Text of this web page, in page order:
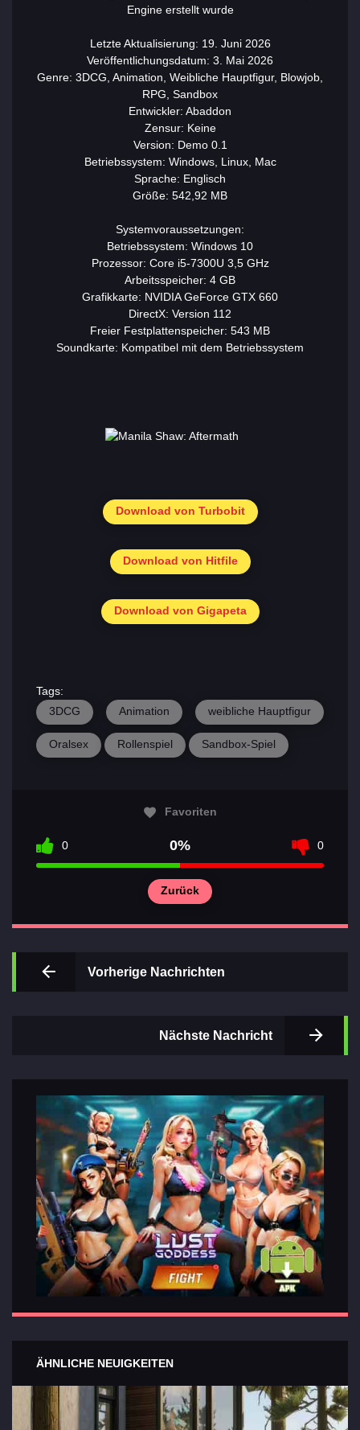
Wichtigsten
Abschnitte
der Spiele
Kontakte
Engine erstellt wurde
Letzte Aktualisierung: 19. Juni 2026
Veröffentlichungsdatum: 3. Mai 2026
Genre: 3DCG, Animation, Weibliche Hauptfigur, Blowjob,
RPG, Sandbox
Entwickler: Abaddon
Zensur: Keine
Version: Demo 0.1
Betriebssystem: Windows, Linux, Mac
Sprache: Englisch
Größe: 542,92 MB
Systemvoraussetzungen:
Betriebssystem: Windows 10
Prozessor: Core i5-7300U 3,5 GHz
Arbeitsspeicher: 4 GB
Grafikkarte: NVIDIA GeForce GTX 660
DirectX: Version 112
Freier Festplattenspeicher: 543 MB
Soundkarte: Kompatibel mit dem Betriebssystem
Download von Turbobit
Download von Hitfile
Download von Gigapeta
Tags:
3DCG
Animation weibliche Hauptfigur
Oralsex Rollenspiel Sandbox-Spiel
Favoriten
0 0% 0
Zurück
Vorherige Nachrichten
Nächste Nachricht
ÄHNLICHE NEUIGKEITEN